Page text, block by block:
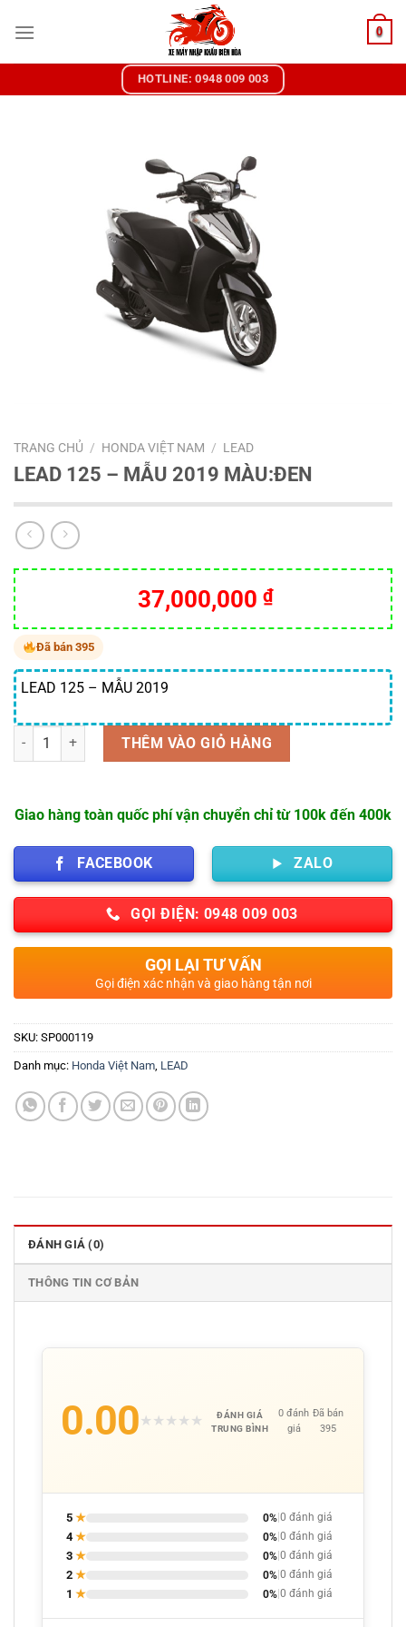
đến
0
HOTLINE: 0948 009 003
TRANG CHỦ / HONDA VIỆT NAM / LEAD
LEAD 125 – MẪU 2019 MÀU:ĐEN
37,000,000 ₫
Đã bán 395
LEAD 125 – MẪU 2019
Số lượng THÊM VÀO GIỎ HÀNG
Giao hàng toàn quốc phí vận chuyển chỉ từ 100k đến 400k
FACEBOOK ZALO
GỌI ĐIỆN: 0948 009 003
GỌI LẠI TƯ VẤN
Gọi điện xác nhận và giao hàng tận nơi
SKU: SP000119
Danh mục: Honda Việt Nam, LEAD
ĐÁNH GIÁ (0)
THÔNG TIN CƠ BẢN
0.00★ ★ ★ ★ ★
ĐÁNH GIÁ
TRUNG BÌNH
0 đánh
giá
Đã bán
395
5 ★ 0% 0 đánh giá
4★ 0% 0 đánh giá
3 ★ 0% 0 đánh giá
2 ★ 0% 0 đánh giá
1 ★ 0% 0 đánh giá